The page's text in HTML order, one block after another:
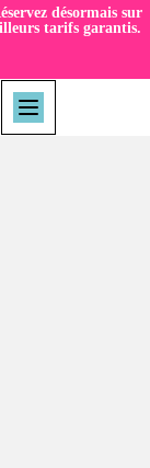
désormais sur
tarifs garantis.